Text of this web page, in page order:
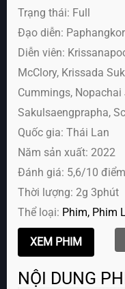
Trạng thái: Full
Đạo diễn:
Diễn viên:
McClory, Krissada
Cummings,
Sakulsaengprapha,
Quốc gia: Thái Lan
Năm sản xuất: 2022
Đánh giá: 5,6/10 điểm
Thời lượng: 2g 3phút
Thể loại: Phim Phim
NỘI DUNG